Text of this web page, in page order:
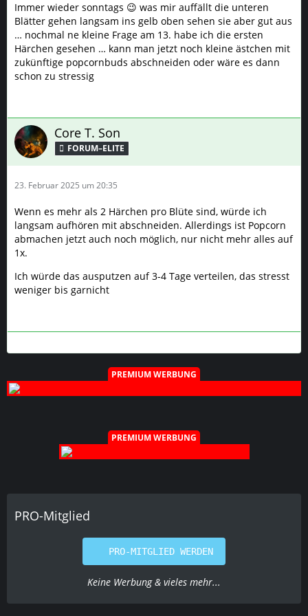
Immer wieder sonntags 😉 was mir auffällt die unteren
Blätter gehen langsam ins gelb oben sehen sie aber gut aus
… nochmal ne kleine Frage am 13. habe ich die ersten
Härchen gesehen … kann man jetzt noch kleine ästchen mit
zukünftige popcornbuds abschneiden oder wäre es dann
schon zu stressig
Core T. Son
FORUM–ELITE
23. Februar 2025 um 20:35
Wenn es mehr als 2 Härchen pro Blüte sind, würde ich
langsam aufhören mit abschneiden. Allerdings ist Popcorn
abmachen jetzt auch noch möglich, nur nicht mehr alles auf
1x.
Ich würde das ausputzen auf 3-4 Tage verteilen, das stresst
weniger bis garnicht
PREMIUM WERBUNG
PREMIUM WERBUNG
PRO-Mitglied
PRO-MITGLIED WERDEN
Keine Werbung & vieles mehr...